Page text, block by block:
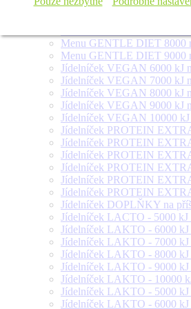
Menu FOR DIABETICS
Menu GENTLE DIET 8000
Menu GENTLE DIET 9000
Jídelníček VEGAN 6000 kJ
Jídelníček VEGAN 7000 kJ
Jídelníček VEGAN 8000 kJ
Jídelníček VEGAN 9000 kJ
Jídelníček VEGAN 10000 kJ
Jídelníček PROTEIN
Jídelníček PROTEIN
Jídelníček PROTEIN
Jídelníček PROTEIN
Jídelníček PROTEIN
Jídelníček PROTEIN
Jídelníček DOPLŇKY na
Jídelníček LACTO - 5000 kJ
Jídelníček LAKTO - 6000 kJ
Jídelníček LAKTO - 7000 kJ
Jídelníček LAKTO - 8000 kJ
Jídelníček LAKTO - 9000 kJ
Jídelníček LAKTO - 10000
Jídelníček LAKTO - 5000 kJ
Jídelníček LAKTO - 6000 kJ